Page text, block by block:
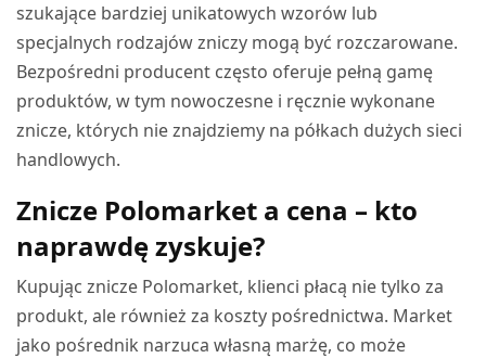
szukające bardziej unikatowych wzorów lub
specjalnych rodzajów zniczy mogą być rozczarowane.
Bezpośredni producent często oferuje pełną gamę
produktów, w tym nowoczesne i ręcznie wykonane
znicze, których nie znajdziemy na półkach dużych sieci
handlowych.
Znicze Polomarket a cena – kto
naprawdę zyskuje?
Kupując znicze Polomarket, klienci płacą nie tylko za
produkt, ale również za koszty pośrednictwa. Market
jako pośrednik narzuca własną marżę, co może